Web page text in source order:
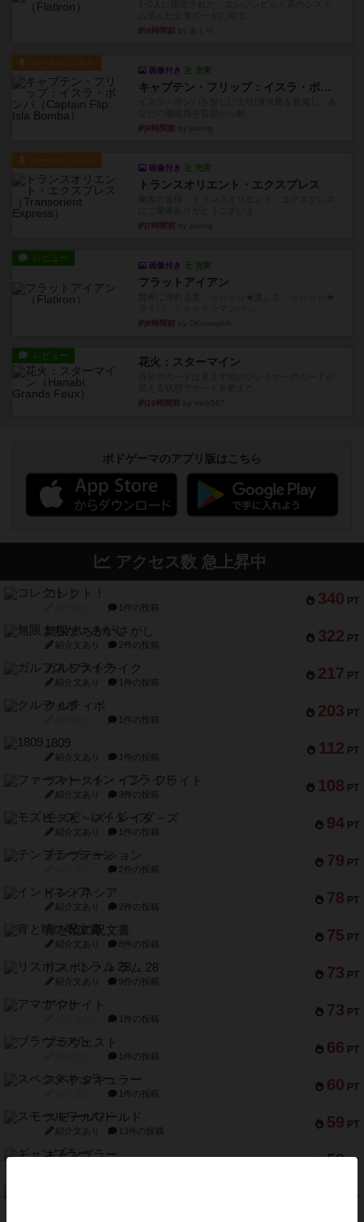
約4時間前
ルール/インスト
画像付き 充実
キャプテン・フリップ：イスラ・ボンバ
約6時間前
ルール/インスト
画像付き 充実
トランスオリエント・エクスプレス
約7時間前
レビュー
画像付き 充実
フラットアイアン
約8時間前
レビュー 花火：スターマイン
約10時間前
ボドゲーマのアプリ版はこちら
アクセス数 急上昇中
340 PT
コレクト！
1件の投稿
322 PT
無限まちがいさがし
紹介文あり 2件の投稿
217 PT
ガルフストライク
紹介文あり 1件の投稿
203 PT
クルティボ
1件の投稿
112 PT
1809
紹介文あり 1件の投稿
108 PT
ファースト・イン・フライト
紹介文あり 3件の投稿
94 PT
モズビ－ズ・レイダ－ズ
紹介文あり 1件の投稿
79 PT
テンプテーション
2件の投稿
78 PT
インドネシア
紹介文あり 2件の投稿
75 PT
宵と暁の呪文書
紹介文あり 8件の投稿
73 PT
リスボン・トラム 28
紹介文あり 9件の投稿
73 PT
アマナイト
1件の投稿
66 PT
ブラヴェスト
1件の投稿
60 PT
スペクタキュラー
1件の投稿
59 PT
スモールワールド
紹介文あり 13件の投稿
58 PT
ギャンブラー
PT